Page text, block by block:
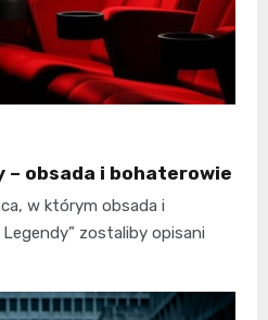
– obsada i bohaterowie
w którym obsada i
zostaliby opisani